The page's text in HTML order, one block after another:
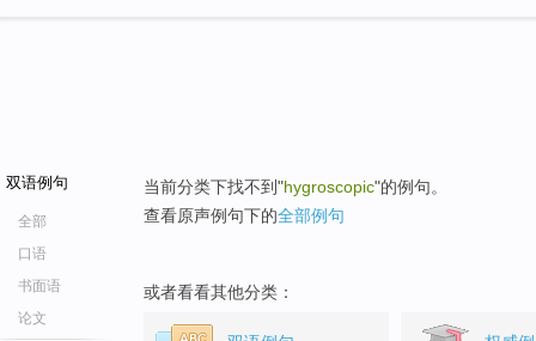
双语例句
全部
口语
书面语
论文
当前分类下找不到"hygroscopic"的例句。
查看原声例句下的全部例句
或者看看其他分类：